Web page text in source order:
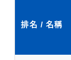
排名 / 名稱